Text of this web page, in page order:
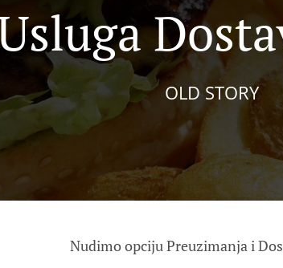
OLD STORY
Nudimo opciju Preuzimanja i